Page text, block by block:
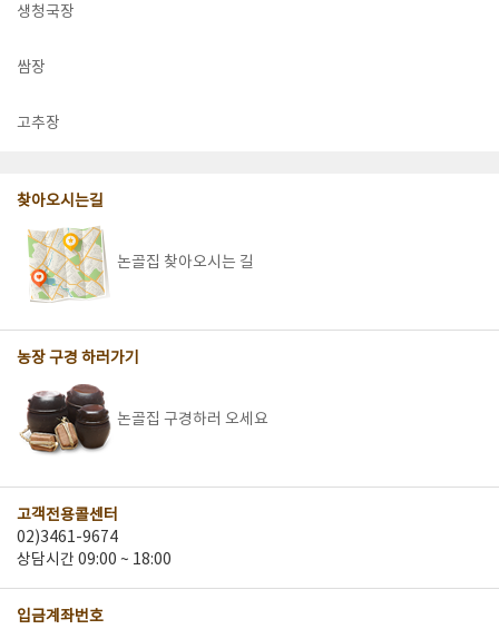
생청국장
쌈장
고추장
찾아오시는길
논골집 찾아오시는 길
농장 구경 하러가기
논골집 구경하러 오세요
고객전용콜센터
02)3461-9674
상담시간 09:00 ~ 18:00
입금계좌번호